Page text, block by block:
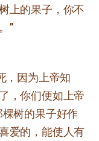
上的果子，你不
”
，因为上帝知
，你们便如上帝
树的果子好作
爱的，能使人有